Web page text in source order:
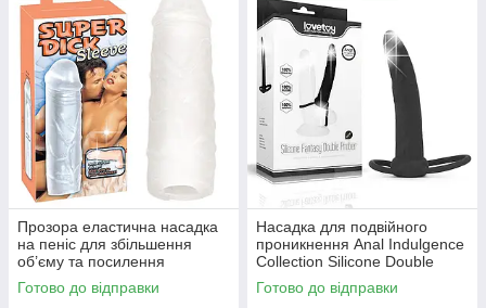
Прозора еластична насадка
на пеніс для збільшення
об’єму та посилення
інтенсивності відчуттів Super
Dick Sleeve
Готово до відправки
Насадка для подвійного
проникнення Anal Indulgence
Collection Silicone Double
Fantasy Prober
Готово до відправки